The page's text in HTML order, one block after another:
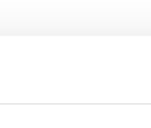
& Breakfasts
dig ut och